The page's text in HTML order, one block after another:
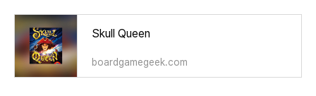
Skull Queen
boardgamegeek.com